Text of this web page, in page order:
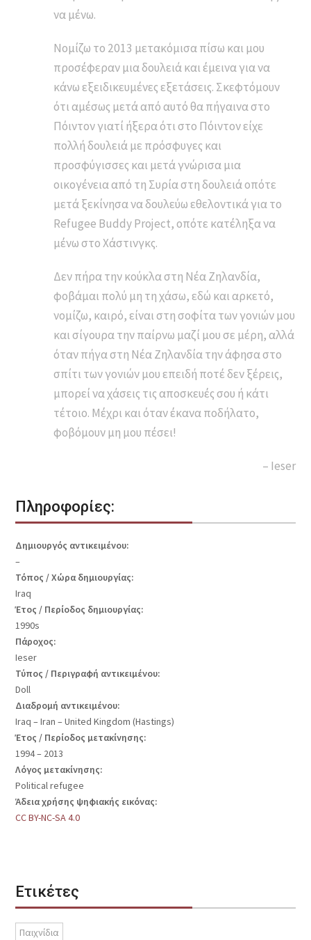
να μένω.
Νομίζω το 2013 μετακόμισα πίσω και μου
προσέφεραν μια δουλειά και έμεινα για να
κάνω εξειδικευμένες εξετάσεις. Σκεφτόμουν
ότι αμέσως μετά από αυτό θα πήγαινα στο
Πόιντον γιατί ήξερα ότι στο Πόιντον είχε
πολλή δουλειά με πρόσφυγες και
προσφύγισσες και μετά γνώρισα μια
οικογένεια από τη Συρία στη δουλειά οπότε
μετά ξεκίνησα να δουλεύω εθελοντικά για το
Refugee Buddy Project, οπότε κατέληξα να
μένω στο Χάστινγκς.
Δεν πήρα την κούκλα στη Νέα Ζηλανδία,
φοβάμαι πολύ μη τη χάσω, εδώ και αρκετό,
νομίζω, καιρό, είναι στη σοφίτα των γονιών μου
και σίγουρα την παίρνω μαζί μου σε μέρη, αλλά
όταν πήγα στη Νέα Ζηλανδία την άφησα στο
σπίτι των γονιών μου επειδή ποτέ δεν ξέρεις,
μπορεί να χάσεις τις αποσκευές σου ή κάτι
τέτοιο. Μέχρι και όταν έκανα ποδήλατο,
φοβόμουν μη μου πέσει!
– Ieser
Πληροφορίες:
Δημιουργός αντικειμένου:
–
Τόπος / Χώρα δημιουργίας:
Iraq
Έτος / Περίοδος δημιουργίας:
1990s
Πάροχος:
Ieser
Τύπος / Περιγραφή αντικειμένου:
Doll
Διαδρομή αντικειμένου:
Iraq – Iran – United Kingdom (Hastings)
Έτος / Περίοδος μετακίνησης:
1994 – 2013
Λόγος μετακίνησης:
Political refugee
Άδεια χρήσης ψηφιακής εικόνας:
CC BY-NC-SA 4.0
Ετικέτες
Παιχνίδια